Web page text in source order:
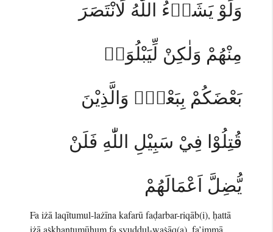
وَلَوْ يَشَاۤءُ اللّٰهُ لَانْتَصَرَ
مِنْهُمْ وَلٰكِنْ لِّيَبْلُوَا۟
بَعْضَكُمْ بِبَعْضٍۗ وَالَّذِيْنَ
قُتِلُوْا فِيْ سَبِيْلِ اللّٰهِ فَلَنْ
يُّضِلَّ اَعْمَالَهُمْ
Fa iżā laqītumul-lażīna kafarū faḍarbar-riqāb(i), ḥattā
iżā aṡkhantumūhum fa syuddul-waṡāq(a), fa’immā